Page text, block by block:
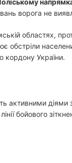
ворога не
областях,
обстріли
України.
активними діями
бойового